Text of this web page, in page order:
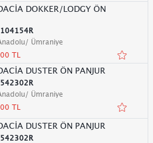
DOKKER/LODGY ÖN
Ümraniye
TL
DUSTER ÖN PANJUR
Ümraniye
TL
DUSTER ÖN PANJUR